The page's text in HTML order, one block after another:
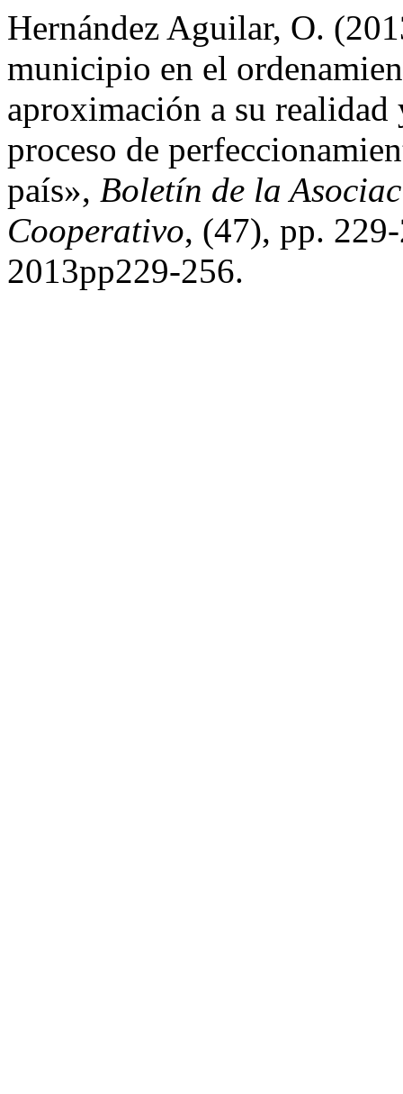
Hernández Aguilar, O.
municipio en el
aproximación a su realidad
proceso de
país», Boletín de la
Cooperativo, (47), pp.
2013pp229-256.